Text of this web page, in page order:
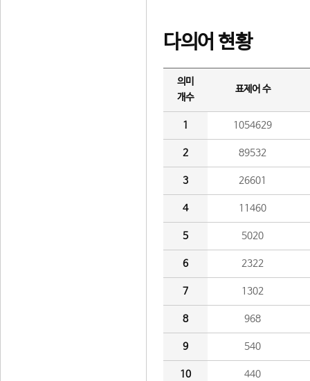
다의어 현황
의미
개수
표제어 수
1 1054629
2 89532
3 26601
4 11460
5 5020
6 2322
7 1302
8 968
9 540
10 440